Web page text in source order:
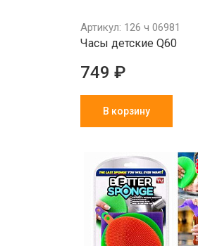
Артикул: 126 ч 06981
Часы детские Q60
749 ₽
В корзину